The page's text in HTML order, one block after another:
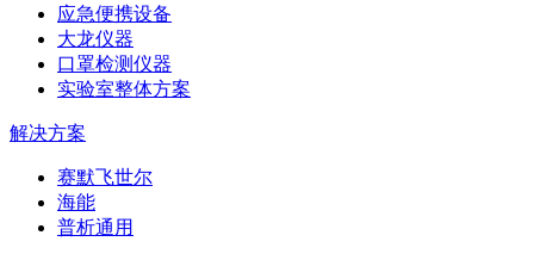
应急便携设备
大龙仪器
口罩检测仪器
实验室整体方案
解决方案
赛默飞世尔
海能
普析通用